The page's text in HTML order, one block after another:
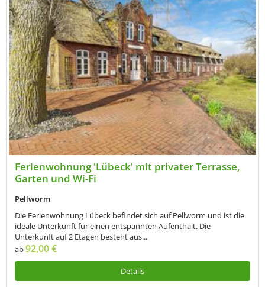
Ferienwohnung 'Lübeck' mit privater Terrasse,
Garten und Wi-Fi
Pellworm
Die Ferienwohnung Lübeck befindet sich auf Pellworm und ist die
ideale Unterkunft für einen entspannten Aufenthalt. Die
Unterkunft auf 2 Etagen besteht aus...
ab92,00 €
Details